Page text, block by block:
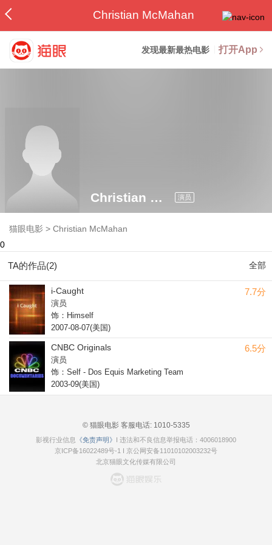
Christian McMahan
发现最新最热电影 打开App
Christian McMahan 演员
猫眼电影 >Christian McMahan
0
TA的作品(2) 全部
7.7分
i-Caught
演员
饰：Himself
2007-08-07(美国)
6.5分
CNBC Originals
演员
饰：Self - Dos Equis Marketing Team
2003-09(美国)
© 猫眼电影 客服电话:1010-5335
影视行业信息 《免责声明》
I 违法和不良信息举报电话：4006018900
京ICP备16022489号-1
京公网安备11010102003232号
北京猫眼文化传媒有限公司